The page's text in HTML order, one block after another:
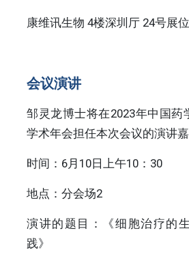
康维讯生物 4楼深圳厅 24号展位
会议演讲
邹灵龙博士将在2023年中国药
学术年会担任本次会议的演讲嘉
时间：6月10日上午10：30
地点：分会场2
演讲的题目：《细胞治疗的
践》